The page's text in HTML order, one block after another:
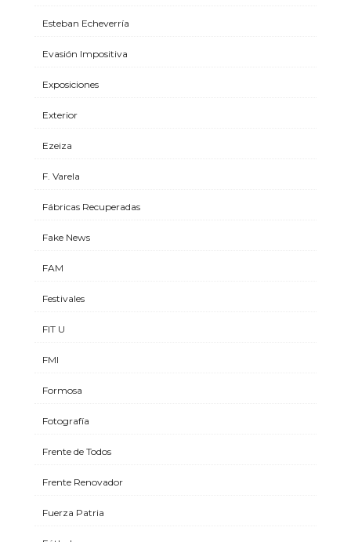
Esteban Echeverría
Evasión Impositiva
Exposiciones
Exterior
Ezeiza
F. Varela
Fábricas Recuperadas
Fake News
FAM
Festivales
FIT U
FMI
Formosa
Fotografía
Frente de Todos
Frente Renovador
Fuerza Patria